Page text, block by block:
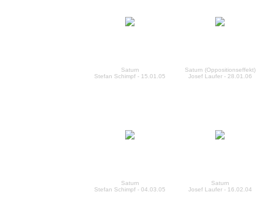
Saturn
Stefan Schimpf - 15.01.05
Saturn (Oppositionseffekt)
Josef Laufer - 28.01.06
Saturn
Stefan Schimpf - 04.03.05
Saturn
Josef Laufer - 16.02.04